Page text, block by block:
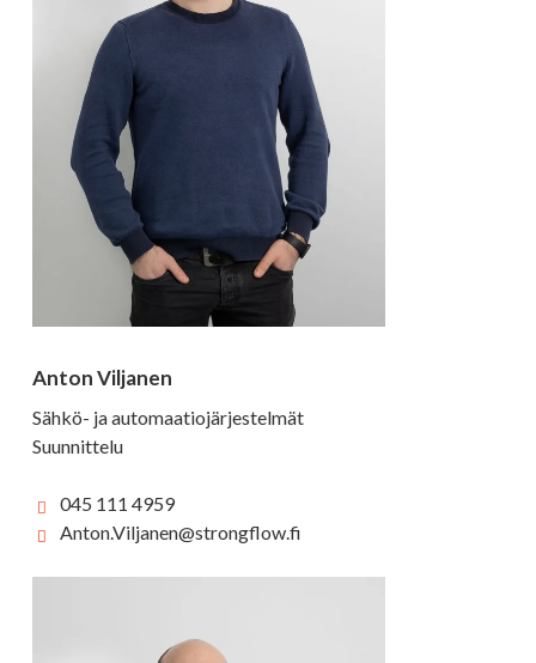
Anton Viljanen
Sähkö- ja automaatiojärjestelmät
Suunnittelu
045 111 4959
Anton.Viljanen@strongflow.fi